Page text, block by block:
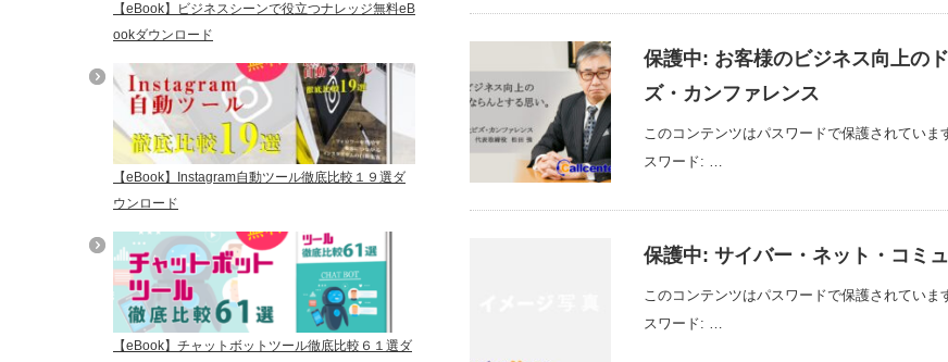
保護中: お客様のビジネス向上の
ズ・カンファレンス
このコンテンツはパスワードで保護されてい
スワード: …
保護中: サイバー・ネット・コミ
このコンテンツはパスワードで保護されてい
スワード: …
【eBook】ビジネスシーンで役立つナレッジ無料eB
ookダウンロード
【eBook】Instagram自動ツール徹底比較１９選ダ
ウンロード
【eBook】チャットボットツール徹底比較６１選ダ